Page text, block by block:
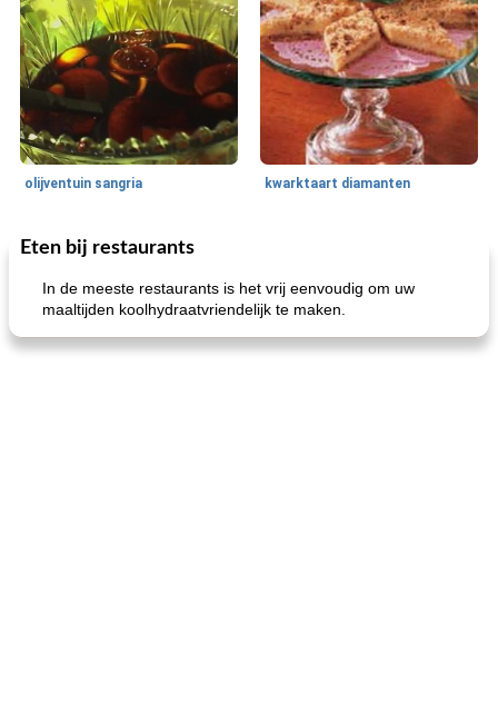
olijventuin sangria kwarktaart diamanten
65
Feestdagen en evenementen
Eten bij restaurants
In de meeste restaurants is het vrij eenvoudig om uw
maaltijden koolhydraatvriendelijk te maken.